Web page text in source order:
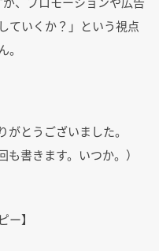
ていくか？」という視点
とうございました。
も書きます。いつか。）
ー】